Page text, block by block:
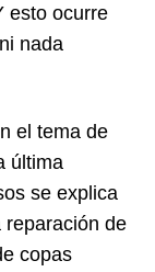
esto ocurre
nada
el tema de
última
se explica
reparación de
copas